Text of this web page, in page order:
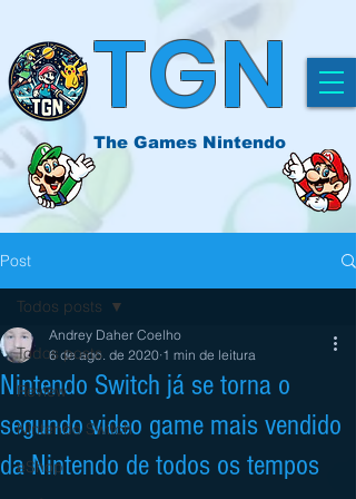
TGN
The Games Nintendo
Post
Todos posts
Review
Nintendo Switch
eShop
Todos posts
Nintendo Switch já se torna o
segundo video game mais vendido
da Nintendo de todos os tempos
Andrey Daher Coelho
6 de ago. de 2020 1 min de leitura